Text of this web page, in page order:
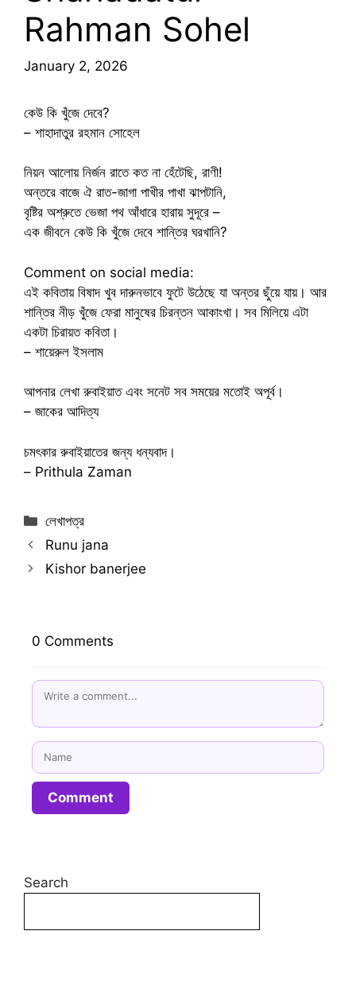
Rahman Sohel
January 2, 2026
কেউ কি খুঁজে দেবে?
– শাহাদাতুর রহমান সোহেল
নিয়ন আলোয় নির্জন রাতে কত না হেঁটেছি, রাণী!
অন্তরে বাজে ঐ রাত-জাগা পাখীর পাখা ঝাপটানি,
বৃষ্টির অশ্রুতে ভেজা পথ আঁধারে হারায় সুদূরে –
এক জীবনে কেউ কি খুঁজে দেবে শান্তির ঘরখানি?
Comment on social media:
এই কবিতায় বিষাদ খুব দারুনভাবে ফুটে উঠেছে যা অন্তর ছুঁয়ে যায়। আর
শান্তির নীড় খুঁজে ফেরা মানুষের চিরন্তন আকাংখা। সব মিলিয়ে এটা
একটা চিরায়ত কবিতা।
– শায়েরুল ইসলাম
আপনার লেখা রুবাইয়াত এবং সনেট সব সময়ের মতোই অপূর্ব।
– জাকের আদিত্য
চমৎকার রুবাইয়াতের জন্য ধন্যবাদ।
– Prithula Zaman
Categories
লেখাপত্র
Runu jana
Kishor banerjee
0 Comments
Name
Search